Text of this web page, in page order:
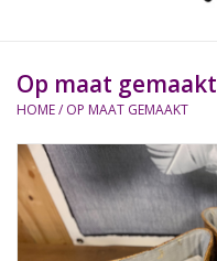
Waterhyacint
Hout
Watermethode /
Afscheidsbox
Op maat gemaakt
HOME/ OP MAAT GEMAAKT